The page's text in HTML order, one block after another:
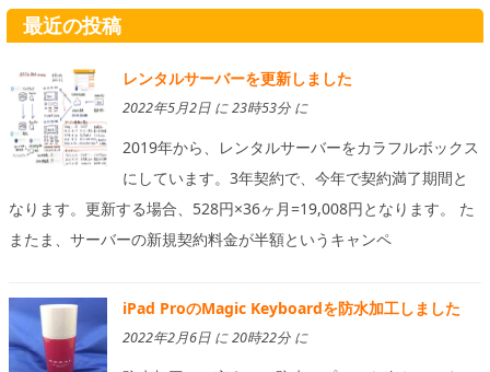
最近の投稿
レンタルサーバーを更新しました
2022年5月2日 に 23時53分 に
2019年から、レンタルサーバーをカラフルボックス
にしています。3年契約で、今年で契約満了期間と
なります。更新する場合、528円×36ヶ月=19,008円となります。 た
またま、サーバーの新規契約料金が半額というキャンペ
iPad ProのMagic Keyboardを防水加工しました
2022年2月6日 に 20時22分 に